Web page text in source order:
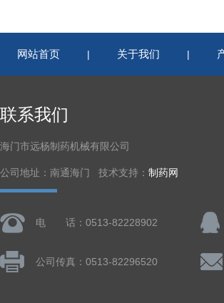
网站首页 | 关于我们 |
联系我们
海门市远杨制药机械有限公司
公司地址：南通海门 技术支持： 制药网
电 话：0513-82228902
公司传真：0513-82296520